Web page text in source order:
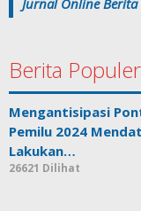
Jurnal Online Berita
Berita Populer
Mengantisipasi
Pemilu 2024
Lakukan…
26621 Dilihat